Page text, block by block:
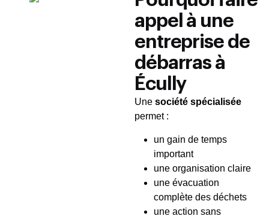
appel à une
entreprise de
débarras à
Écully
Une société spécialisée
permet :
un gain de temps
important
une organisation claire
une évacuation
complète des déchets
une action sans